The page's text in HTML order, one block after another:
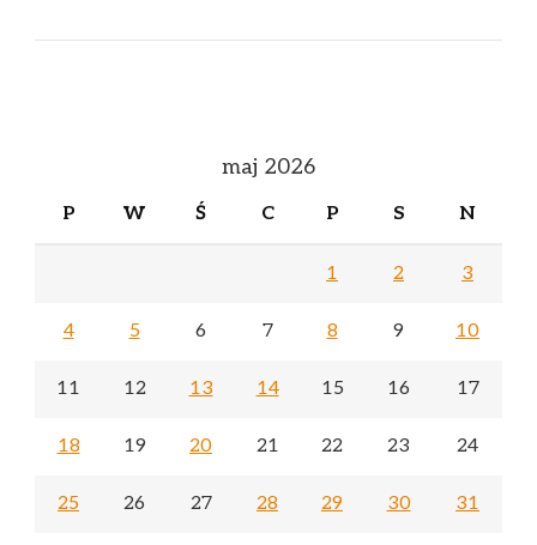
maj 2026
P W Ś C P S N
1 2 3
4 5 6 7 8 9 10
11 12 13 14 15 16 17
18 19 20 21 22 23 24
25 26 27 28 29 30 31